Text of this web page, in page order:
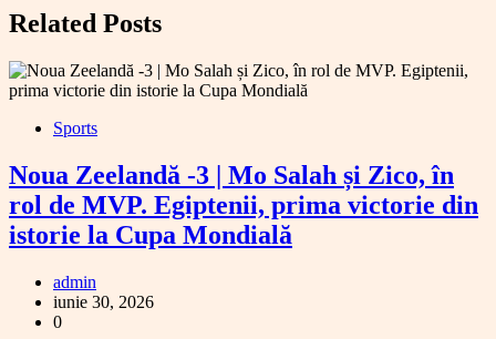
Related Posts
Sports
Noua Zeelandă -3 | Mo Salah și Zico, în
rol de MVP. Egiptenii, prima victorie din
istorie la Cupa Mondială
admin
iunie 30, 2026
0